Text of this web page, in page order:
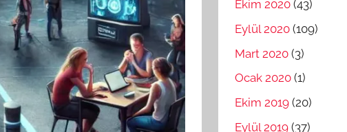
Ekim 2020 (43)
Eylül 2020 (109)
Mart 2020 (3)
Ocak 2020 (1)
Ekim 2019 (20)
Eylül 2019 (37)